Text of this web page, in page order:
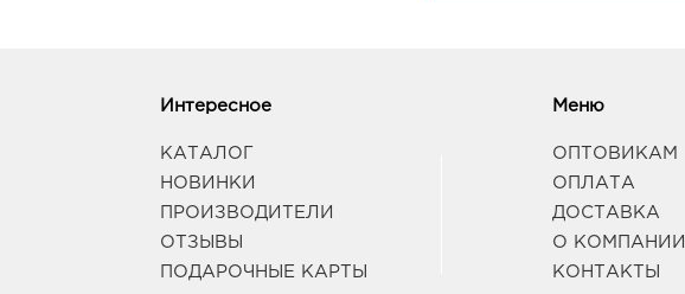
Интересное
КАТАЛОГ
НОВИНКИ
ПРОИЗВОДИТЕЛИ
ОТЗЫВЫ
ПОДАРОЧНЫЕ КАРТЫ
Меню
ОПТОВИКАМ
ОПЛАТА
ДОСТАВКА
О КОМПАНИИ
КОНТАКТЫ